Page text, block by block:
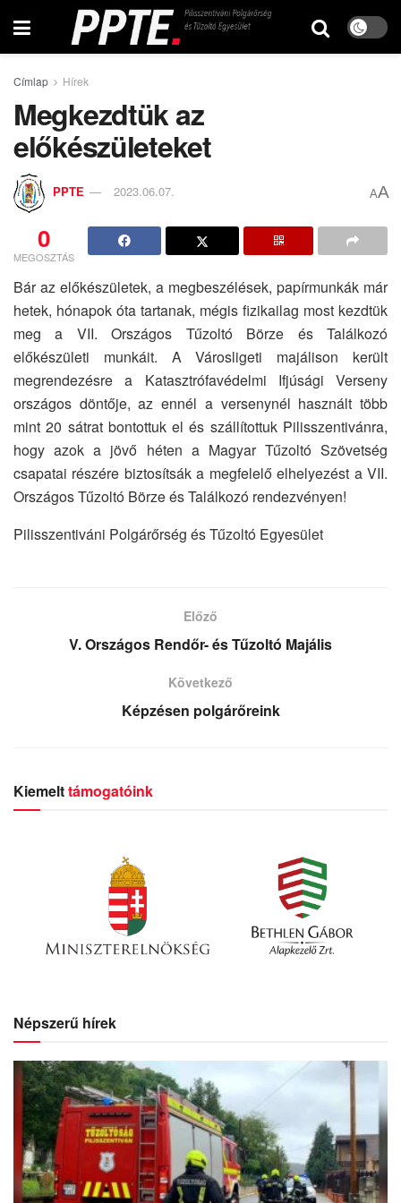
Címlap Hírek
Megkezdtük az
előkészületeket
PPTE 2023.06.07. AA
0
MEGOSZTÁS
Bár az előkészületek, a megbeszélések, papírmunkák már
hetek, hónapok óta tartanak, mégis fizikailag most kezdtük
meg a VII. Országos Tűzoltó Börze és Találkozó
előkészületi munkáit. A Városligeti majálison került
megrendezésre a Katasztrófavédelmi Ifjúsági Verseny
országos döntője, az ennél a versenynél használt több
mint 20 sátrat bontottuk el és szállítottuk Pilisszentivánra,
hogy azok a jövő héten a Magyar Tűzoltó Szövetség
csapatai részére biztosítsák a megfelelő elhelyezést a VII.
Országos Tűzoltó Börze és Találkozó rendezvényen!
Pilisszentiváni Polgárőrség és Tűzoltó Egyesület
Előző
V. Országos Rendőr- és Tűzoltó Majális
Következő
Képzésen polgárőreink
Kiemelttámogatóink
Népszerű hírek